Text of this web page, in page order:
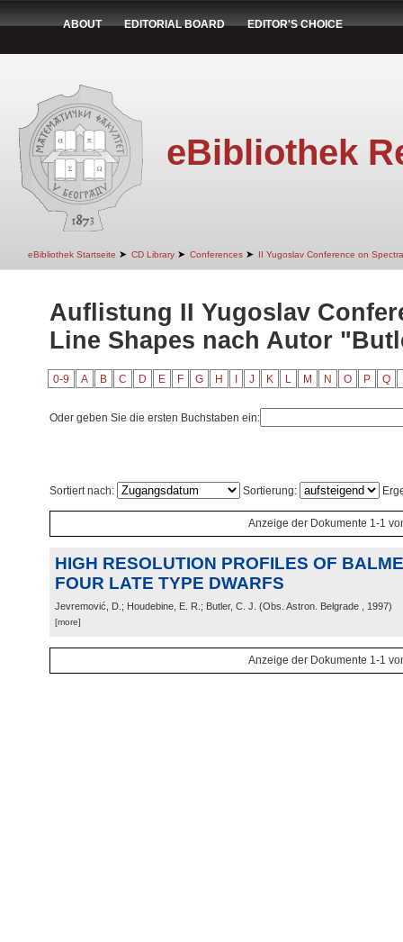
ABOUT EDITORIAL BOARD EDITOR'S CHOICE
eBibliothek
eBibliothek Startseite ➤ CD Library ➤ Conferences ➤ II Yugoslav Conference on
Auflistung II Yugoslav
Line Shapes nach Autor
0-9 A B C D E F G H J K L M N O P Q
Oder geben Sie die ersten Buchstaben ein:
Sortiert nach: Sortierung:
Anzeige der Dokumente 1-1
HIGH RESOLUTION PROFILES OF
FOUR LATE TYPE DWARFS
Jevremović, D.; Houdebine, E. R.; Butler, C. J. (Obs. Astron. Belgrade , 1997)
[more]
Anzeige der Dokumente 1-1